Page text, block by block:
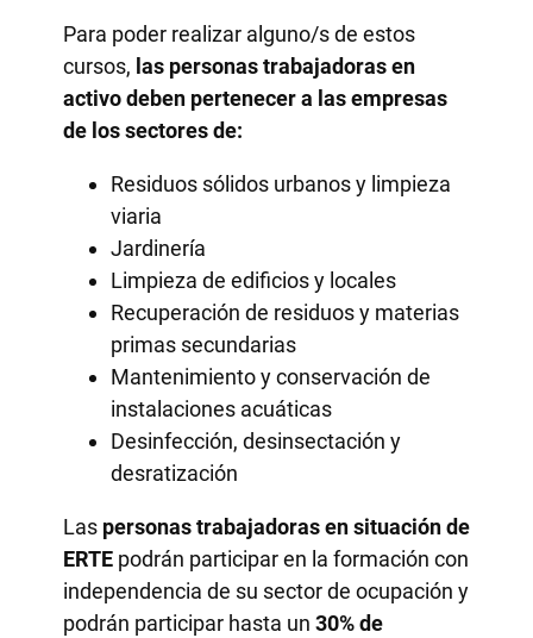
Para poder realizar alguno/s de estos
cursos, las personas trabajadoras en
activo deben pertenecera las empresas
de los sectores de:
Residuos sólidos urbanos y limpieza
viaria
Jardinería
Limpieza de edificios y locales
Recuperación de residuos y materias
primas secundarias
Mantenimiento y conservación de
instalaciones acuáticas
Desinfección, desinsectación y
desratización
Las personas trabajadoras en situación de
ERTEpodrán participar en la formación con
independencia de su sector de ocupación y
podrán participar hasta un 30% de